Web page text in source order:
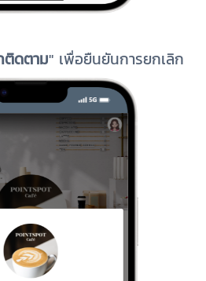
ติดตาม" เพื่อยืนยันการยกเลิก